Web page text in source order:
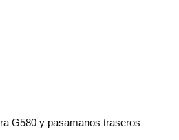
G580 y pasamanos traseros